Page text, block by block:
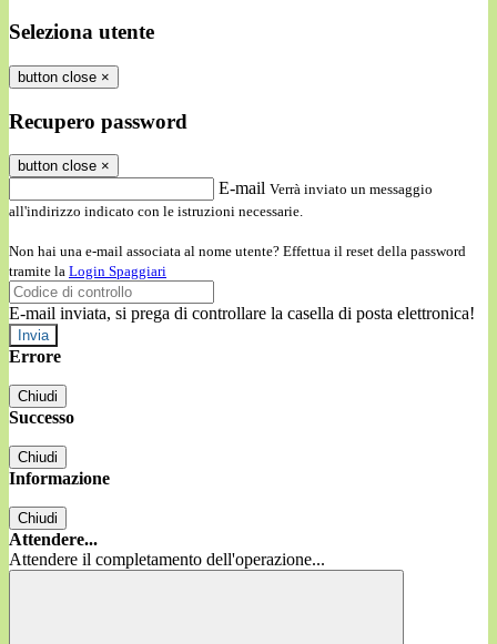
Seleziona utente
button close ×
Recupero password
button close ×
E-mail Verrà inviato un messaggio
all'indirizzo indicato con le istruzioni necessarie.
Non hai una e-mail associata al nome utente? Effettua il reset della password
tramite la Login Spaggiari
E-mail inviata, si prega di controllare la casella di posta elettronica!
Errore
Chiudi
Successo
Chiudi
Informazione
Chiudi
Attendere...
Attendere il completamento dell'operazione...